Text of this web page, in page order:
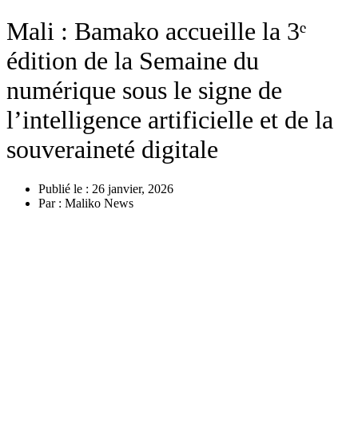
Mali : Bamako accueille la 3ᵉ
édition de la Semaine du
numérique sous le signe de
l’intelligence artificielle et de la
souveraineté digitale
Publié le : 26 janvier, 2026
Par : Maliko News